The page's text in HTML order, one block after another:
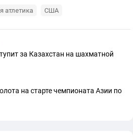
атлетика США
за Казахстан на шахматной
на старте чемпионата Азии по